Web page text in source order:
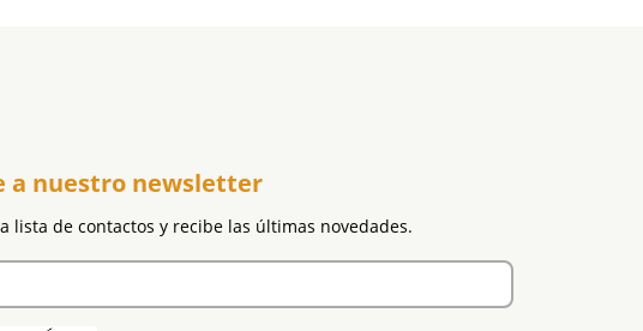
a nuestro newsletter
lista de contactos y recibe las últimas novedades.